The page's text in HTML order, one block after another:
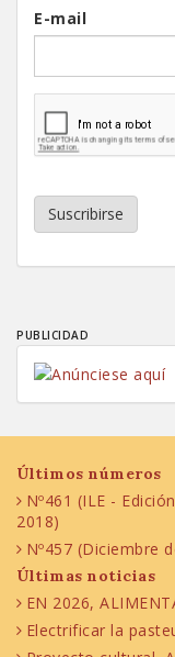
E-mail
Suscribirse
PUBLICIDAD
Últimos números
Nº461 (ILE -
2018)
Nº457 (Diciembre
Últimas noticias
EN 2026,
Electrificar la